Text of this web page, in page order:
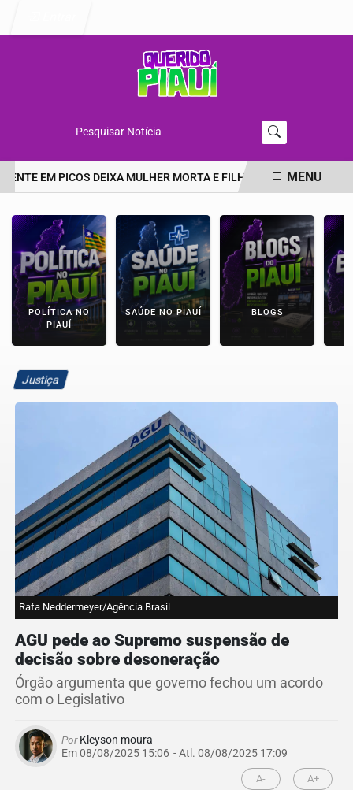
Pesquisar Notícia
EM PICOS DEIXA MULHER MORTA E FILHA EM ESTADO GRAVE
MENU
POLÍTICA NO
PIAUÍ
SAÚDE NO PIAUÍ BLOGS
Justiça
Rafa Neddermeyer/Agência Brasil
AGU pede ao Supremo suspensão de
decisão sobre desoneração
Órgão argumenta que governo fechou um acordo
com o Legislativo
PorKleyson moura
Em 08/08/2025 15:06 - Atl. 08/08/2025 17:09
A- A+